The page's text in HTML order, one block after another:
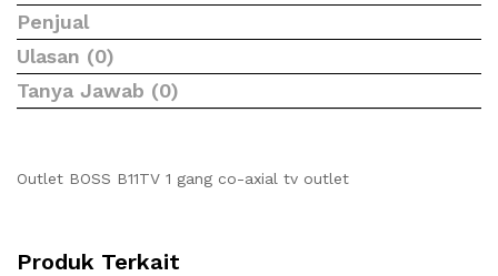
Penjual
Ulasan (0)
Tanya Jawab (0)
Outlet BOSS B11TV 1 gang co-axial tv outlet
Produk Terkait